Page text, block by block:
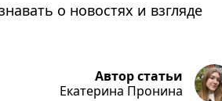
о новостях и взгляде
Автор статьи
Екатерина Пронина